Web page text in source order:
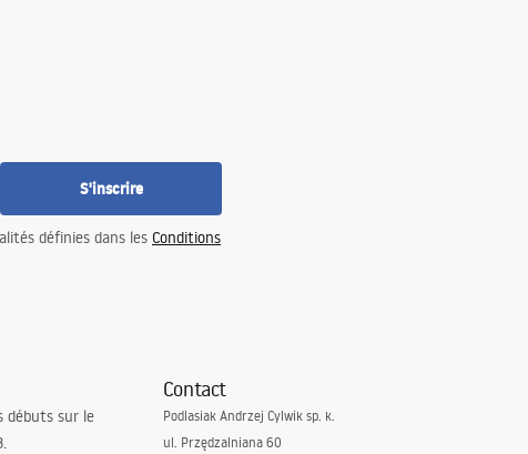
S'inscrire
définies dans les Conditions
débuts sur le
Contact
Podlasiak Andrzej Cylwik sp. k.
ul. Przędzalniana 60